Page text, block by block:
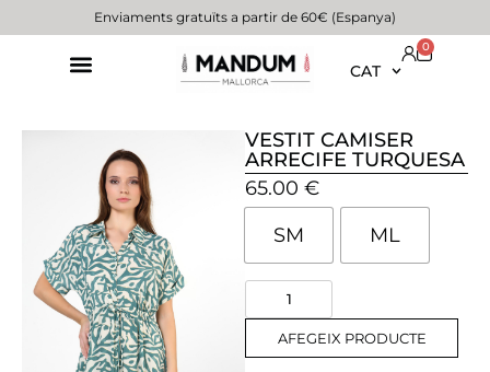
Enviaments gratuïts a partir de 60€ (Espanya)
CAT
0
VESTIT CAMISER
ARRECIFE TURQUESA
65.00 €
SM
ML
AFEGEIX PRODUCTE